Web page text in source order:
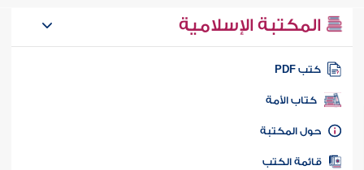
المكتبة الإسلامية
كتب PDF
كتاب الأمة
المكتبة